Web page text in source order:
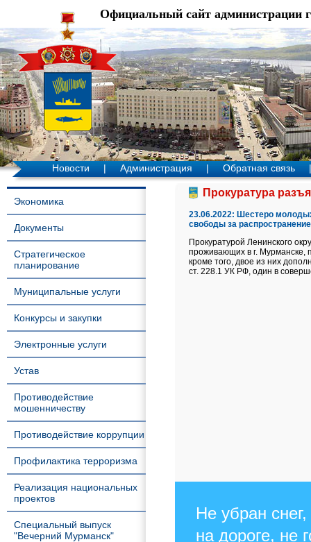
Официальный сайт администрации
Новости | Администрация | Обратная связь |
Экономика
Документы
Стратегическое
планирование
Муниципальные услуги
Конкурсы и закупки
Электронные услуги
Устав
Противодействие
мошенничеству
Противодействие коррупции
Профилактика терроризма
Реализация национальных
проектов
Специальный выпуск
"Вечерний Мурманск"
Прокуратура
23.06.2022: Шестеро
свободы за
Прокуратурой Ленинского
проживающих в г. Мурманске,
кроме того, двое из них
ст. 228.1 УК РФ, один в
Не убран
на дороге, не